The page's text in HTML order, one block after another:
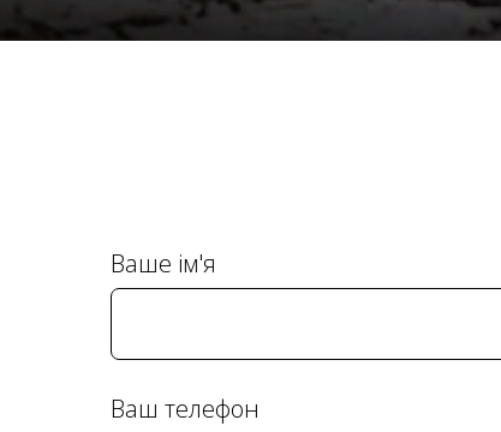
Ваше ім'я
Ваш телефон